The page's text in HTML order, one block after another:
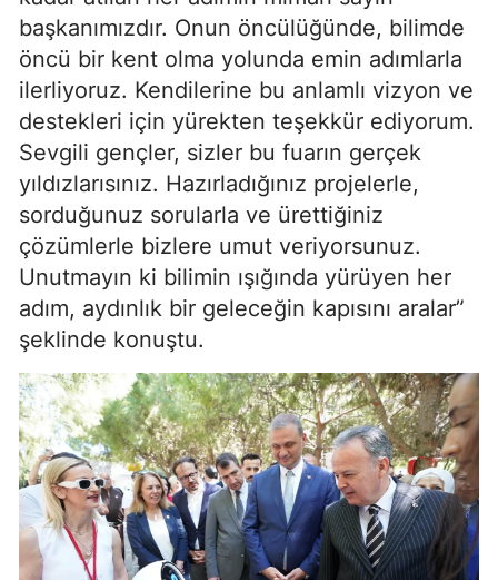
başkanımızdır. Onun öncülüğünde, bilimde
öncü bir kent olma yolunda emin adımlarla
ilerliyoruz. Kendilerine bu anlamlı vizyon ve
destekleri için yürekten teşekkür ediyorum.
Sevgili gençler, sizler bu fuarın gerçek
yıldızlarısınız. Hazırladığınız projelerle,
sorduğunuz sorularla ve ürettiğiniz
çözümlerle bizlere umut veriyorsunuz.
Unutmayın ki bilimin ışığında yürüyen her
adım, aydınlık bir geleceğin kapısını aralar”
şeklinde konuştu.